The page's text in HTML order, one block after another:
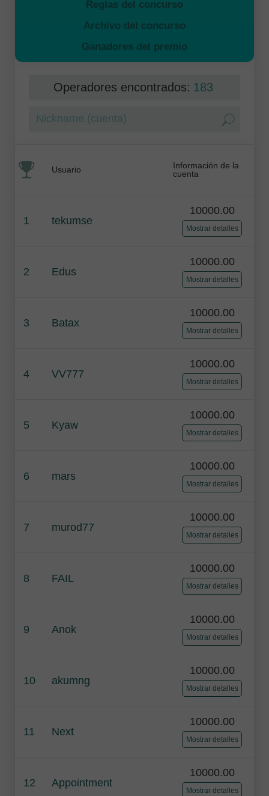
Reglas del concurso
Archivo del concurso
Ganadores del premio
Operadores encontrados: 183
Usuario
Información de la
cuenta
1 tekumse
10000.00
Mostrar detalles
2 Edus
10000.00
Mostrar detalles
3 Batax
10000.00
Mostrar detalles
4 VV777
10000.00
Mostrar detalles
5 Kyaw
10000.00
Mostrar detalles
6 mars
10000.00
Mostrar detalles
7 murod77
10000.00
Mostrar detalles
8 FAIL
10000.00
Mostrar detalles
9 Anok
10000.00
Mostrar detalles
10 akumng
10000.00
Mostrar detalles
11 Next
10000.00
Mostrar detalles
12 Appointment
10000.00
Mostrar detalles